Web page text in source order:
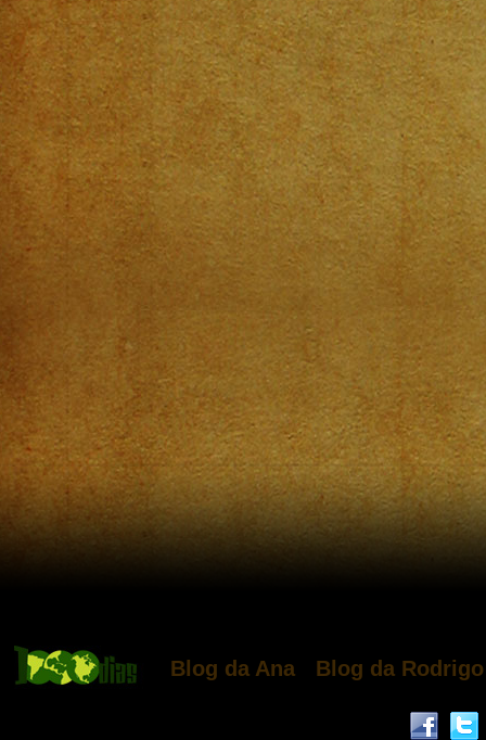
Blog da Ana Blog da Rodrigo